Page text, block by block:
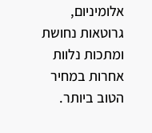
אלומיניום,
גרוטאות נחושת
ומתכות נלוות
אחרות במחיר
הטוב ביותר.